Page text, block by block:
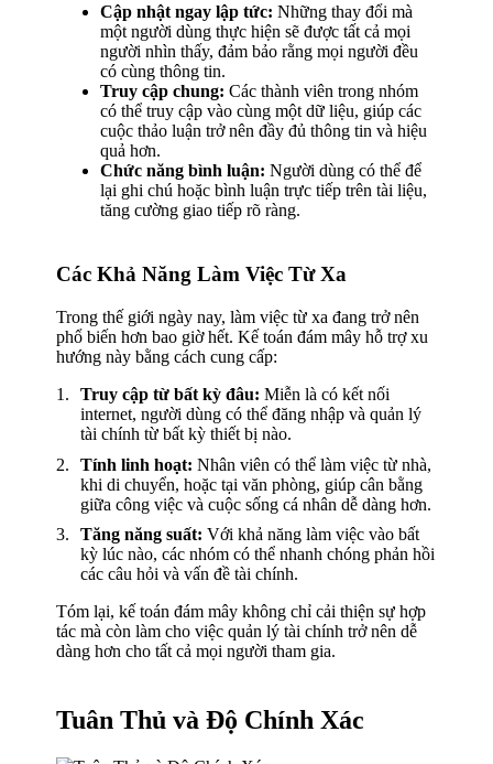
Cập nhật ngay lập tức: Những thay đổi mà
một người dùng thực hiện sẽ được tất cả mọi
người nhìn thấy, đảm bảo rằng mọi người đều
có cùng thông tin.
Truy cập chung: Các thành viên trong nhóm
có thể truy cập vào cùng một dữ liệu, giúp các
cuộc thảo luận trở nên đầy đủ thông tin và hiệu
quả hơn.
Chức năng bình luận: Người dùng có thể để
lại ghi chú hoặc bình luận trực tiếp trên tài liệu,
tăng cường giao tiếp rõ ràng.
Các Khả Năng Làm Việc Từ Xa
Trong thế giới ngày nay, làm việc từ xa đang trở nên
phổ biến hơn bao giờ hết. Kế toán đám mây hỗ trợ xu
hướng này bằng cách cung cấp:
Truy cập từ bất kỳ đâu: Miễn là có kết nối
internet, người dùng có thể đăng nhập và quản lý
tài chính từ bất kỳ thiết bị nào.
Tính linh hoạt: Nhân viên có thể làm việc từ nhà,
khi di chuyển, hoặc tại văn phòng, giúp cân bằng
giữa công việc và cuộc sống cá nhân dễ dàng hơn.
Tăng năng suất: Với khả năng làm việc vào bất
kỳ lúc nào, các nhóm có thể nhanh chóng phản hồi
các câu hỏi và vấn đề tài chính.
Tóm lại, kế toán đám mây không chỉ cải thiện sự hợp
tác mà còn làm cho việc quản lý tài chính trở nên dễ
dàng hơn cho tất cả mọi người tham gia.
Tuân Thủ và Độ Chính Xác